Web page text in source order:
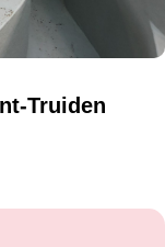
Truiden